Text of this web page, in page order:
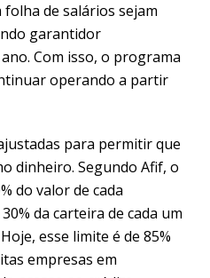
de salários sejam
garantidor
Com isso, o programa
operando a partir
para permitir que
dinheiro. Segundo Afif, o
do valor de cada
da carteira de cada um
esse limite é de 85%
empresas em